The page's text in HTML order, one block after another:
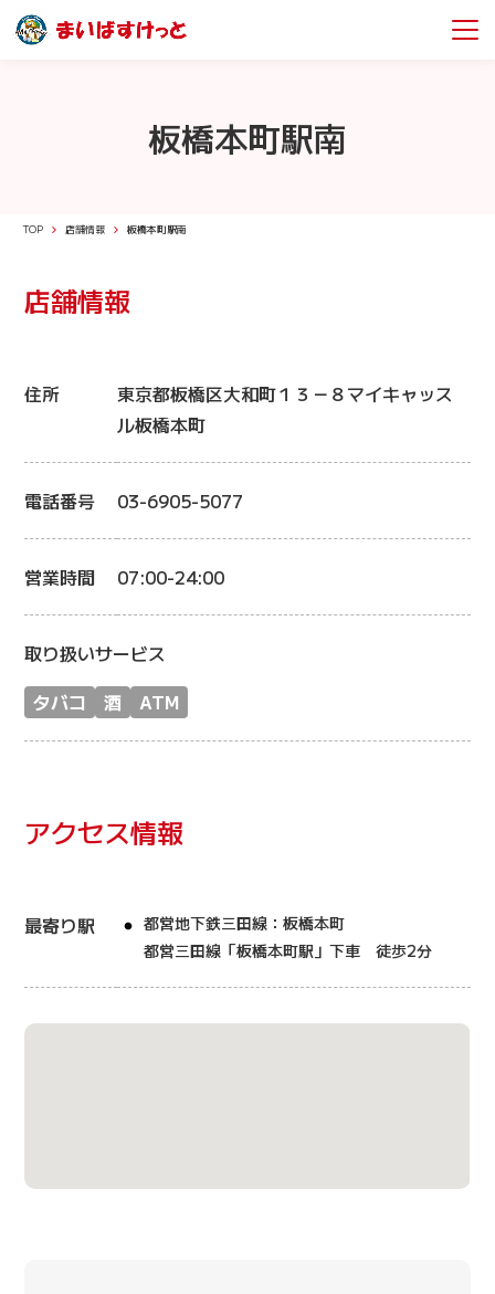
板橋本町駅南
TOP 店舗情報 板橋本町駅南
店舗情報
住所
東京都板橋区大和町１３－８マイキャッス
ル板橋本町
電話番号 03-6905-5077
営業時間 07:00-24:00
取り扱いサービス
タバコ
酒 ATM
アクセス情報
最寄り駅
都営地下鉄三田線：板橋本町
都営三田線「板橋本町駅」下車 徒歩2分